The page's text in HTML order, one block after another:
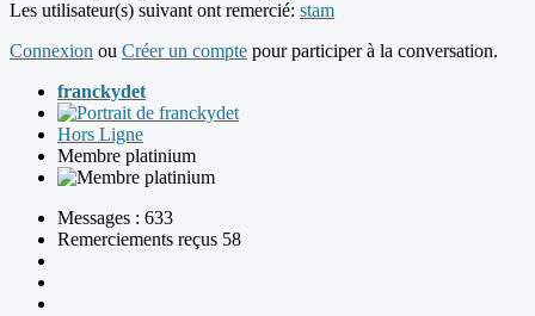
Les utilisateur(s) suivant ont remercié: stam
Connexion ou Créer un compte pour participer à la conversation.
franckydet
Hors Ligne
Membre platinium
Messages : 633
Remerciements reçus 58